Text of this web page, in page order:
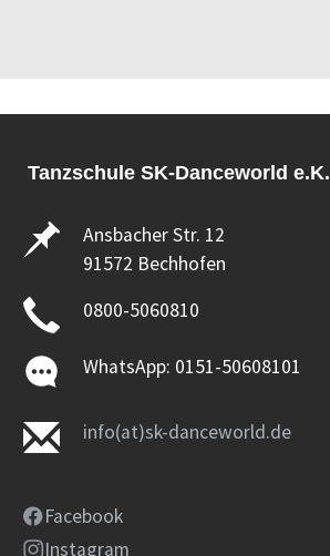
Tanzschule SK-Danceworld e.K.
Ansbacher Str. 12
91572 Bechhofen
0800-5060810
WhatsApp: 0151-50608101
info(at)sk-danceworld.de
Facebook
Instagram